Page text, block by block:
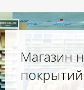
Магазин